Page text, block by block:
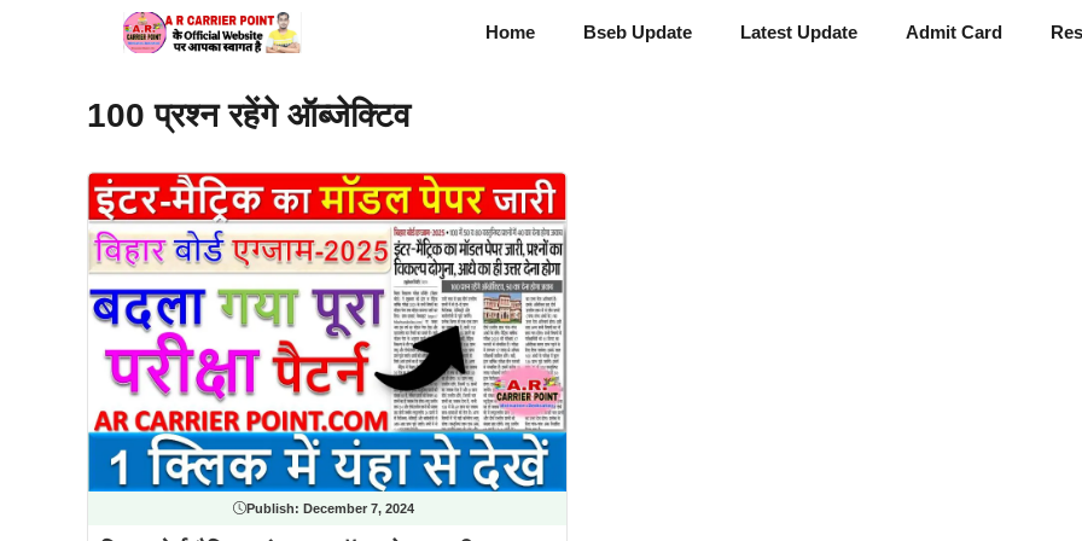
Home Bseb Update Latest Update Admit Card
100 प्रश्न रहेंगे ऑब्जेक्टिव
Publish:December 7, 2024